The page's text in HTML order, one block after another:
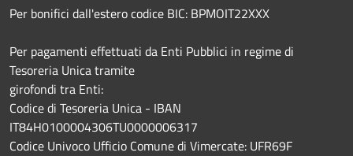
Per bonifici dall'estero codice BIC: BPMOIT22XXX
Per pagamenti effettuati da Enti Pubblici in regime di
Tesoreria Unica tramite
girofondi tra Enti:
Codice di Tesoreria Unica - IBAN
IT84H0100004306TU0000006317
Codice Univoco Ufficio Comune di Vimercate: UFR69F